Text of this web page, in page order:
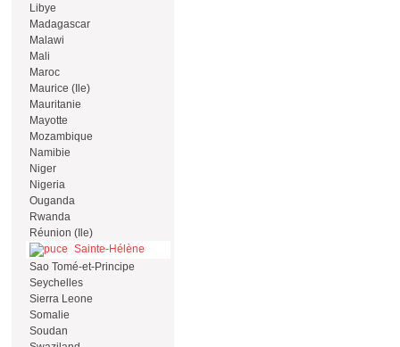
Libye
Madagascar
Malawi
Mali
Maroc
Maurice (Ile)
Mauritanie
Mayotte
Mozambique
Namibie
Niger
Nigeria
Ouganda
Rwanda
Réunion (Ile)
Sainte-Hélène
Sao Tomé-et-Principe
Seychelles
Sierra Leone
Somalie
Soudan